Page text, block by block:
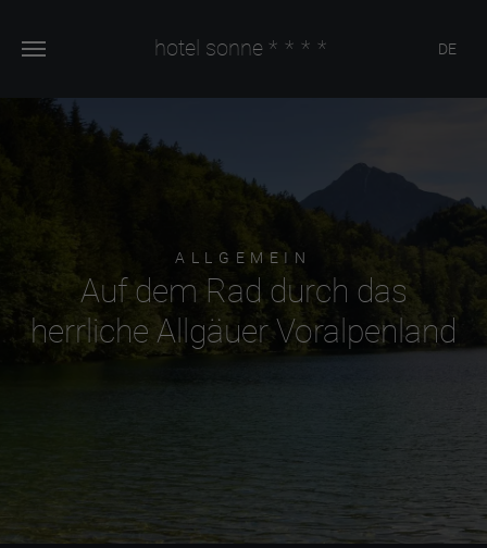
hotel sonne **** DE
ALLGEMEIN
Auf dem Rad durch das
herrliche Allgäuer Voralpenland